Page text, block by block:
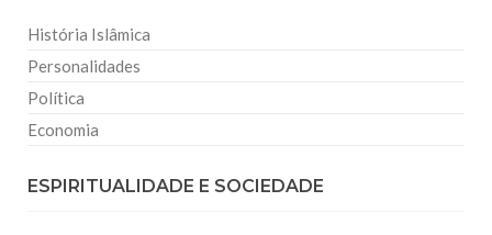
História Islâmica
Personalidades
Política
Economia
ESPIRITUALIDADE E SOCIEDADE